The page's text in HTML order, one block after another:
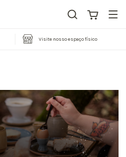
Visite nosso espaço físico